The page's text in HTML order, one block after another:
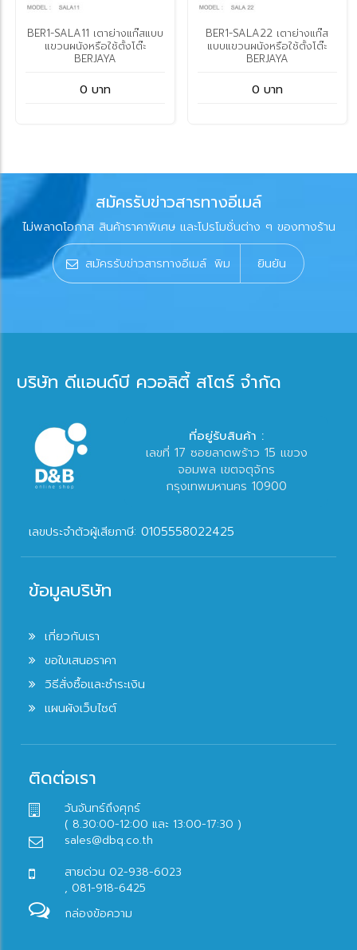
BER1-SALA11 เตาย่างแก๊สแบบ
แขวนผนังหรือใช้ตั้งโต๊ะ
BERJAYA
0 บาท
BER1-SALA22 เตาย่างแก๊ส
แบบแขวนผนังหรือใช้ตั้งโต๊ะ
BERJAYA
0 บาท
สมัครรับข่าวสารทางอีเมล์
ไม่พลาดโอกาส สินค้าราคาพิเศษ และโปรโมชั่นต่าง ๆ ของทางร้าน
ยินยัน
บริษัท ดีแอนด์บี ควอลิตี้ สโตร์ จำกัด
ที่อยู่รับสินค้า :
เลขที่ 17 ซอยลาดพร้าว 15 แขวง
จอมพล เขตจตุจักร
กรุงเทพมหานคร 10900
เลขประจำตัวผู้เสียภาษี: 0105558022425
ข้อมูลบริษัท
เกี่ยวกับเรา
ขอใบเสนอราคา
วิธีสั่งซื้อและชำระเงิน
แผนผังเว็บไซต์
ติดต่อเรา
วันจันทร์ถึงศุกร์
( 8.30:00-12:00 และ 13:00-17:30 )
sales@dbq.co.th
สายด่วน 02-938-6023
, 081-918-6425
กล่องข้อความ